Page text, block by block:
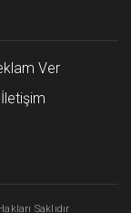
Ver
İletişim
Saklıdır